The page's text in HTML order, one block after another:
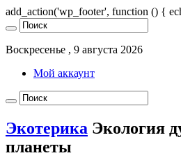
add_action('wp_footer', function () {
Воскресенье , 9 августа 2026
Мой аккаунт
Экотерика Экология
планеты